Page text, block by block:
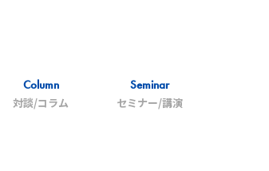
Column
対談/コラム
Seminar
セミナー/講演